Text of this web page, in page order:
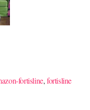
fortisline,fortisline